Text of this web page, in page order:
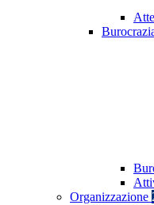
Organizzazione